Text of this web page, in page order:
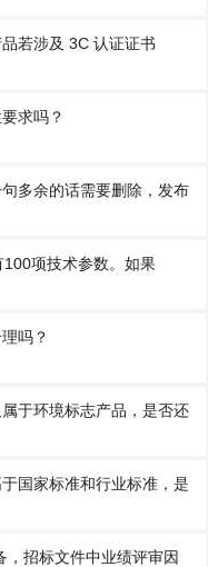
若涉及 3C 认证证书
求吗？
多余的话需要删除，发布
项技术参数。如果
吗？
于环境标志产品，是否还
国家标准和行业标准，是
招标文件中业绩评审因